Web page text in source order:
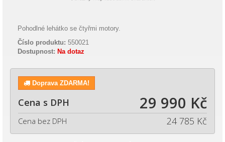
Pohodlné lehátko se čtyřmi motory.
Číslo produktu: 550021
Dostupnost: Na dotaz
Doprava ZDARMA!
Cena s DPH 29 990 Kč
Cena bez DPH 24 785 Kč